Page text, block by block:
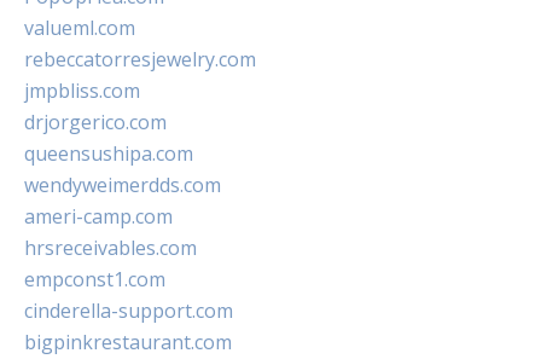
valueml.com
rebeccatorresjewelry.com
jmpbliss.com
drjorgerico.com
queensushipa.com
wendyweimerdds.com
ameri-camp.com
hrsreceivables.com
empconst1.com
cinderella-support.com
bigpinkrestaurant.com